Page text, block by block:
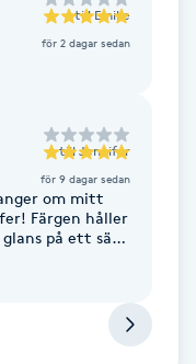
till Emilie
för 2 dagar sedan
till Jennifer
för 9 dagar sedan
om mitt
Färgen håller
på ett sätt